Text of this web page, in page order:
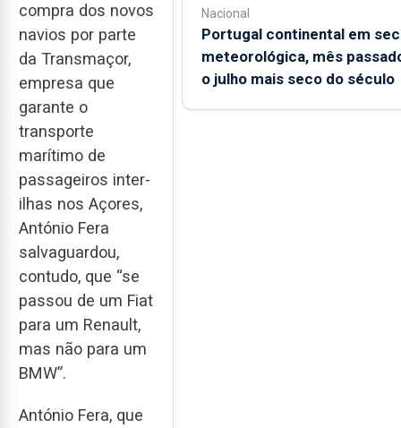
compra dos novos
navios por parte
da Transmaçor,
empresa que
garante o
transporte
marítimo de
passageiros inter-
ilhas nos Açores,
António Fera
salvaguardou,
contudo, que “se
passou de um Fiat
para um Renault,
mas não para um
BMW”.
António Fera, que
Nacional
Portugal continental em
meteorológica, mês
o julho mais seco do século